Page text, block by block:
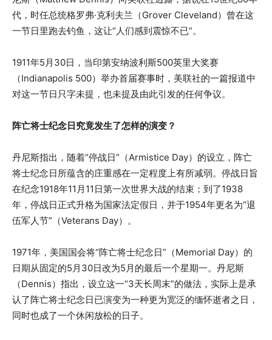
代，时任总统格罗弗·克利夫兰（Grover Cleveland）曾在这
一节日里跑去钓鱼，这让“人们感到震惊不已”。
1911年5月30日，当印第安纳波利斯500英里大奖赛
（Indianapolis 500）举办首届赛事时，美联社的一篇报道中
对这一节日只字未提，也未提及由此引发的任何争议。
阵亡将士纪念日究竟发生了怎样的演变？
丹尼斯指出，随着“停战日”（Armistice Day）的设立，阵亡
将士纪念日所蕴含的庄重感在一定程度上有所减弱。停战日旨
在纪念1918年11月11日第一次世界大战的结束；到了1938
年，停战日正式升格为国家法定假日，并于1954年更名为“退
伍军人节”（Veterans Day）。
1971年，美国国会将“阵亡将士纪念日”（Memorial Day）的
日期从固定的5月30日改为5月的最后一个星期一。丹尼斯
（Dennis）指出，设立这一“3天长周末”的做法，实际上是承
认了阵亡将士纪念日已演变为一种更为宽泛的缅怀逝者之日，
同时也成了一个休闲放松的日子。